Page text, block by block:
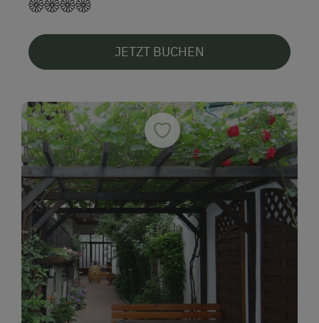
JETZT BUCHEN